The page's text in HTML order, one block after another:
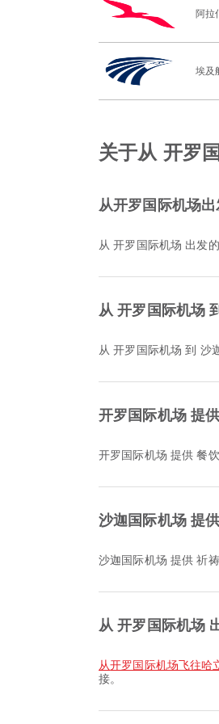
阿拉
埃及
关于从 开罗
从开罗国际机场
从 开罗国际机场 出
从 开罗国际机场
从 开罗国际机场 到
开罗国际机场 提
开罗国际机场 提供
沙迦国际机场 提
沙迦国际机场 提供
从 开罗国际机场
从开罗国际机场飞往
接。